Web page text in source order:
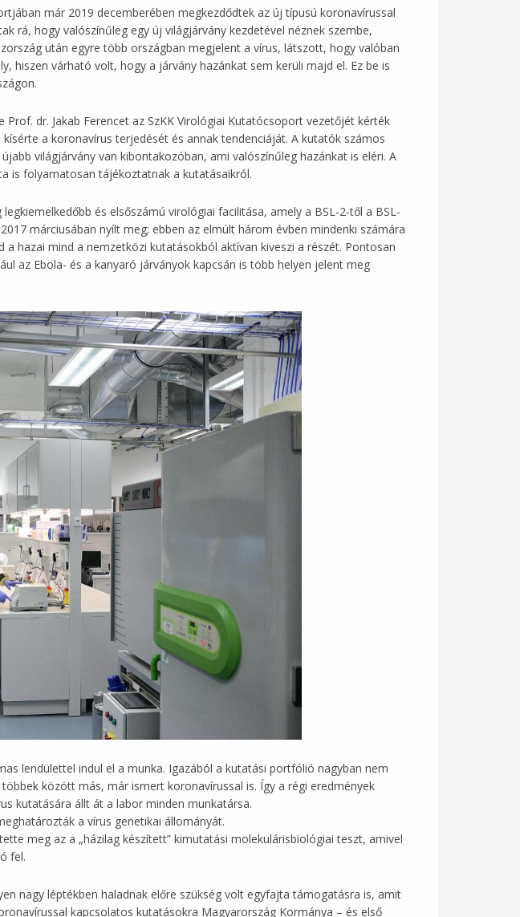
már 2019 decemberében megkezdődtek az új típusú koronavírussal
rá, hogy valószínűleg egy új világjárvány kezdetével néznek szembe,
után egyre több országban megjelent a vírus, látszott, hogy valóban
hiszen várható volt, hogy a járvány hazánkat sem kerüli majd el. Ez be is
dr. Jakab Ferencet az SzKK Virológiai Kutatócsoport vezetőjét kérték
a koronavírus terjedését és annak tendenciáját. A kutatók számos
világjárvány van kibontakozóban, ami valószínűleg hazánkat is eléri. A
is folyamatosan tájékoztatnak a kutatásaikról.
és elsőszámú virológiai facilitása, amely a BSL-2-től a BSL-
márciusában nyílt meg; ebben az elmúlt három évben mindenki számára
hazai mind a nemzetközi kutatásokból aktívan kiveszi a részét. Pontosan
az Ebola- és a kanyaró járványok kapcsán is több helyen jelent meg
lendülettel indul el a munka. Igazából a kutatási portfólió nagyban nem
között más, már ismert koronavírussal is. Így a régi eredmények
kutatására állt át a labor minden munkatársa.
a vírus genetikai állományát.
meg az a „házilag készített” kimutatási molekulárisbiológiai teszt, amivel
fel.
nagy léptékben haladnak előre szükség volt egyfajta támogatásra is, amit
kapcsolatos kutatásokra Magyarország Kormánya – és első